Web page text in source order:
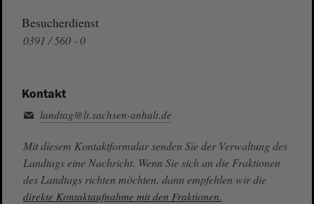
Besucherdienst
0391 / 560 - 0
Kontakt
landtag@lt.sachsen-anhalt.de
Mit diesem Kontaktformular senden Sie der Verwaltung des
Landtags eine Nachricht. Wenn Sie sich an die Fraktionen
des Landtags richten möchten, dann empfehlen wir die
direkte Kontaktaufnahme mit den Fraktionen.